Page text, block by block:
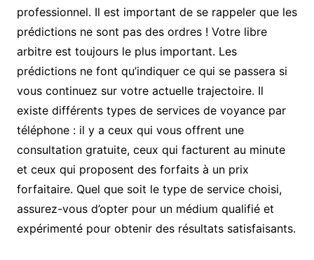
professionnel. Il est important de se rappeler que les
prédictions ne sont pas des ordres ! Votre libre
arbitre est toujours le plus important. Les
prédictions ne font qu’indiquer ce qui se passera si
vous continuez sur votre actuelle trajectoire. Il
existe différents types de services de voyance par
téléphone : il y a ceux qui vous offrent une
consultation gratuite, ceux qui facturent au minute
et ceux qui proposent des forfaits à un prix
forfaitaire. Quel que soit le type de service choisi,
assurez-vous d’opter pour un médium qualifié et
expérimenté pour obtenir des résultats satisfaisants.